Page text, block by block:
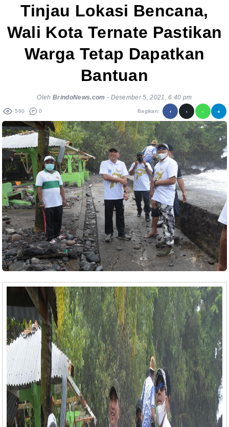
Tinjau Lokasi Bencana,
Wali Kota Ternate Pastikan
Warga Tetap Dapatkan
Bantuan
OlehBrindoNews.com - Desember 5, 2021, 6:40 pm
560 0 Bagikan: